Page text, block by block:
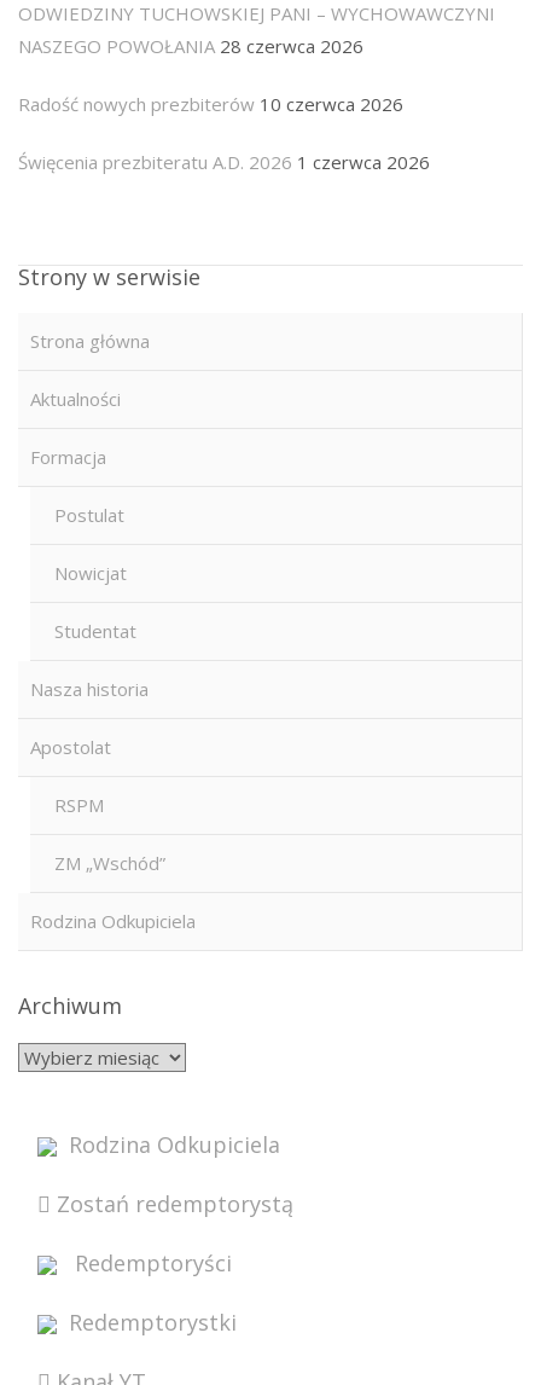
ODWIEDZINY TUCHOWSKIEJ PANI – WYCHOWAWCZYNI
NASZEGO POWOŁANIA 28 czerwca 2026
Radość nowych prezbiterów 10 czerwca 2026
Święcenia prezbiteratu A.D. 2026 1 czerwca 2026
Strony w serwisie
Strona główna
Aktualności
Formacja
Postulat
Nowicjat
Studentat
Nasza historia
Apostolat
RSPM
ZM „Wschód”
Rodzina Odkupiciela
Archiwum
Rodzina Odkupiciela
Zostań redemptorystą
Redemptoryści
Redemptorystki